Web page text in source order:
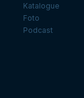
Katalogue
Foto
Podcast